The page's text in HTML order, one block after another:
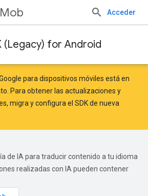
Acceder
(Legacy) for Android
para dispositivos móviles está en
Para obtener las actualizaciones y
migra yconfigura el SDK de nueva
de IA para traducir contenido a tu idioma
realizadas con IA pueden contener